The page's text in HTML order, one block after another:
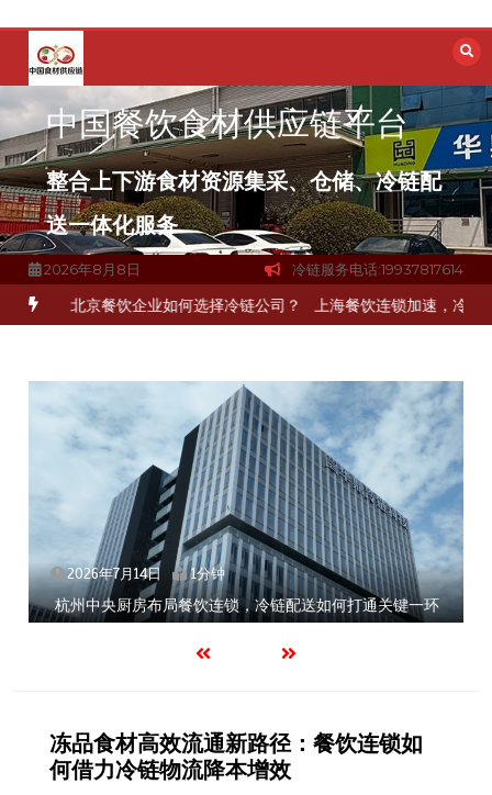
容
中国餐饮食材供应链平台
整合上下游食材资源集采、仓储、冷链配
送一体化服务
2026年8月8日 冷链服务电话:19937817614
北京餐饮企业如何选择冷链公司？ 上海餐饮连锁加速，冷链配送如
14日 1分钟
房布局餐饮连锁，冷链配送如何打通关键一环
2026年7月
北京餐饮企
冻品食材高效流通新路径：餐饮连锁如
何借力冷链物流降本增效